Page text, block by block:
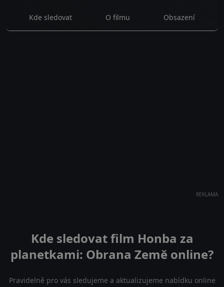
Kde sledovat O filmu Obsazení
REKLAMA
Kde sledovat film Honba za
planetkami: Obrana Země online?
Pravidelně pro vás sledujeme a aktualizujeme nabídku online